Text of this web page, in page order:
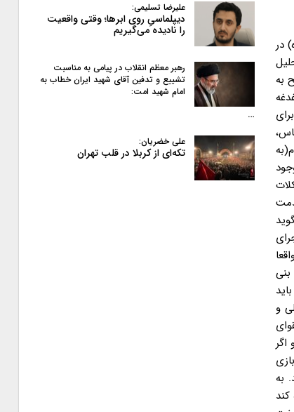
در
به
و
به
علیرضا تسلیمی:
دیپلماسیِ روی ابرها؛ وقتی واقعیت
را نادیده می‌گیریم
رهبر معظم انقلاب در پیامی به‌ مناسبت
تشییع و تدفین آقای شهید ایران خطاب به
امام شهید امت:
…
علی خضریان:
تکه‌ای از کربلا در قلب تهران